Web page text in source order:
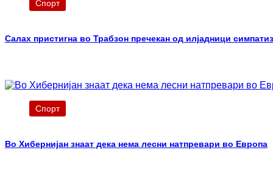
Спорт
Салах пристигна во Трабзон пречекан од илјадници
Спорт
Во Хибернијан знаат дека нема лесни натпревари во Европа